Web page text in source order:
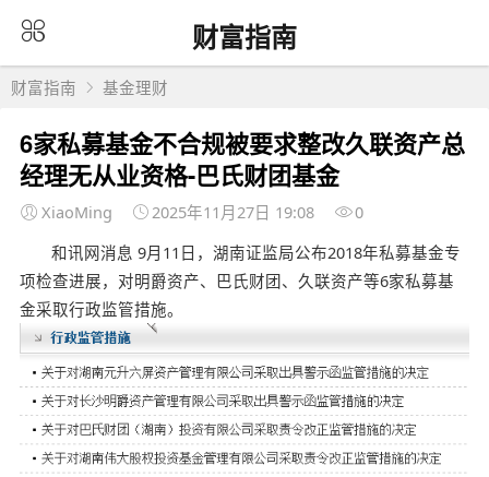
财富指南
财富指南 基金理财
6家私募基金不合规被要求整改久联资产总
经理无从业资格-巴氏财团基金
XiaoMing 2025年11月27日 19:08
0
和讯网消息 9月11日，湖南证监局公布2018年私募基金专
项检查进展，对明爵资产、巴氏财团、久联资产等6家私募基
金采取行政监管措施。